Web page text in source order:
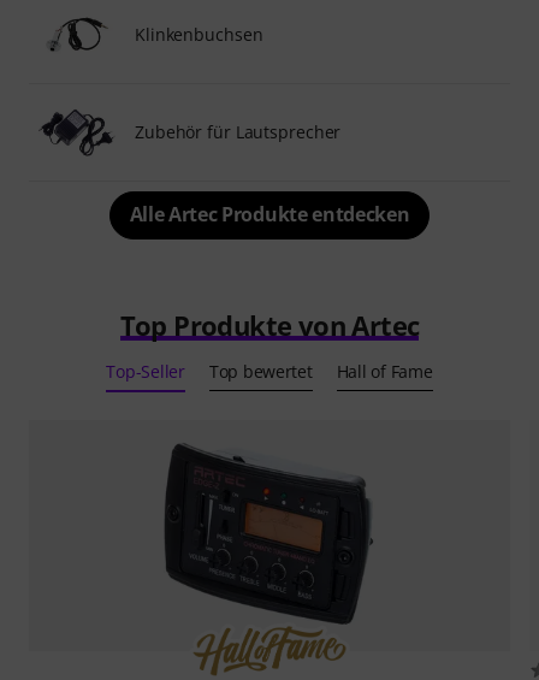
Klinkenbuchsen
Zubehör für Lautsprecher
Alle Artec Produkte entdecken
Top Produkte von Artec
Top-Seller Top bewertet Hall of Fame